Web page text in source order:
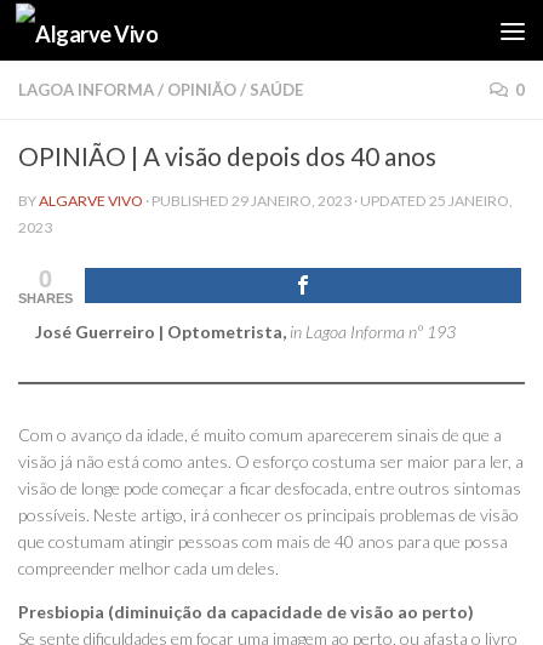
Skip to content
LAGOA INFORMA/ OPINIÃO/ SAÚDE 0
OPINIÃO | A visão depois dos 40 anos
BYALGARVE VIVO · PUBLISHED 29 JANEIRO, 2023 · UPDATED 25 JANEIRO,
2023
0
SHARES
José Guerreiro | Optometrista, in Lagoa Informa nº 193
Com o avanço da idade, é muito comum aparecerem sinais de que a
visão já não está como antes. O esforço costuma ser maior para ler, a
visão de longe pode começar a ficar desfocada, entre outros sintomas
possíveis. Neste artigo, irá conhecer os principais problemas de visão
que costumam atingir pessoas com mais de 40 anos para que possa
compreender melhor cada um deles.
Presbiopia (diminuição da capacidade de visão ao perto)
Se sente dificuldades em focar uma imagem ao perto, ou afasta o livro